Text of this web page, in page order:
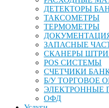
ДЕТЕКТОРЫ
ТАКСОМЕТРЫ
ТЕРМОМЕТРЫ
ЗАПАСНЫЕ
СКАНЕРЫ
POS СИСТЕМЫ
СЧЕТЧИКИ
Б/У ТОРГОВОЕ
ЭЛЕКТРОННЫЕ
ОФД